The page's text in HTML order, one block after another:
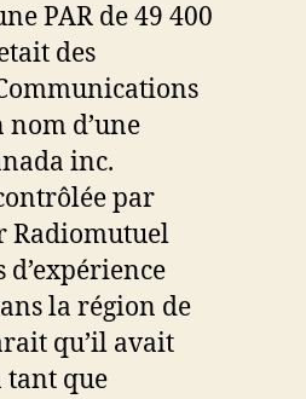
PAR de 49 400
des
d’une
inc.
par
Radiomutuel
la région de
qu’il avait
que